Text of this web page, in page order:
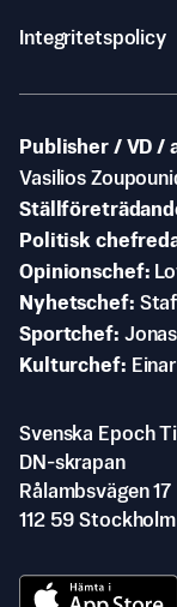
Integritetspolicy
Publisher / VD /
Vasilios
Politisk
Opinionschef
Nyhetschef
Sportchef
Kulturchef
Svenska Epoch
DN-skrapan
Rålambsvägen 17
112 59 Stockholm